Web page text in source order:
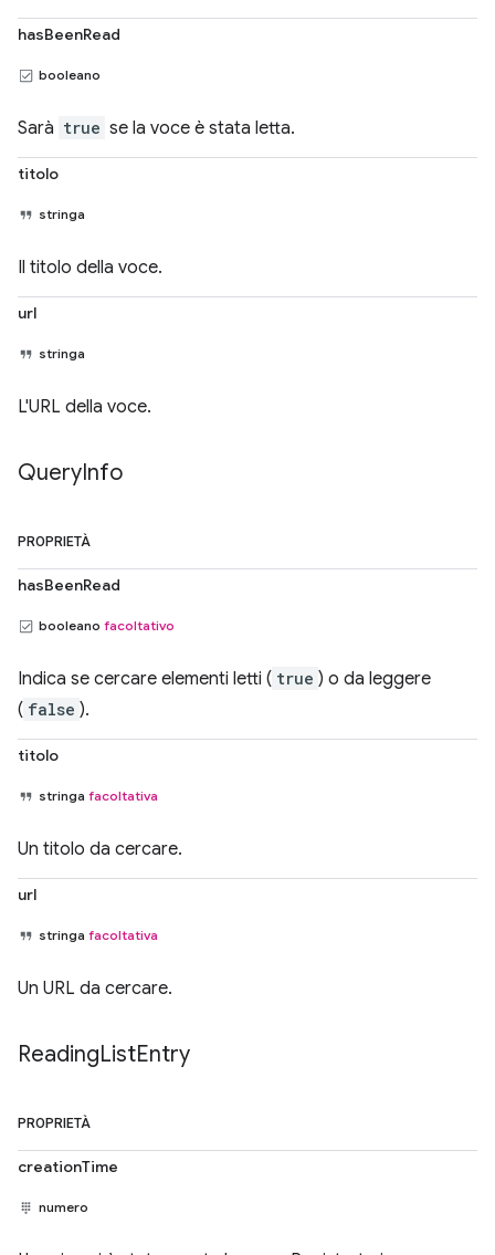
hasBeenRead
booleano
Sarà true se la voce è stata letta.
titolo
stringa
Il titolo della voce.
url
stringa
L'URL della voce.
QueryInfo
PROPRIETÀ
hasBeenRead
booleano facoltativo
Indica se cercare elementi letti ( true ) o da leggere
( false ).
titolo
stringa facoltativa
Un titolo da cercare.
url
stringa facoltativa
Un URL da cercare.
ReadingListEntry
PROPRIETÀ
creationTime
numero